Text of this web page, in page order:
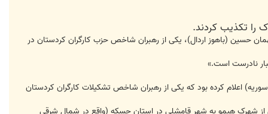
را تکذیب کردند.
حسین (باهوز اردال)، یکی از رهبران شاخص حزب کارگران کردستان در
نادرست است.»
اعلام کرده بود که یکی از رهبران شاخص تشکیلات کارگران کردستان
از شهرک هیمو به شهر قامشلی در استان حسکه (واقع در شمال‌ شرقی